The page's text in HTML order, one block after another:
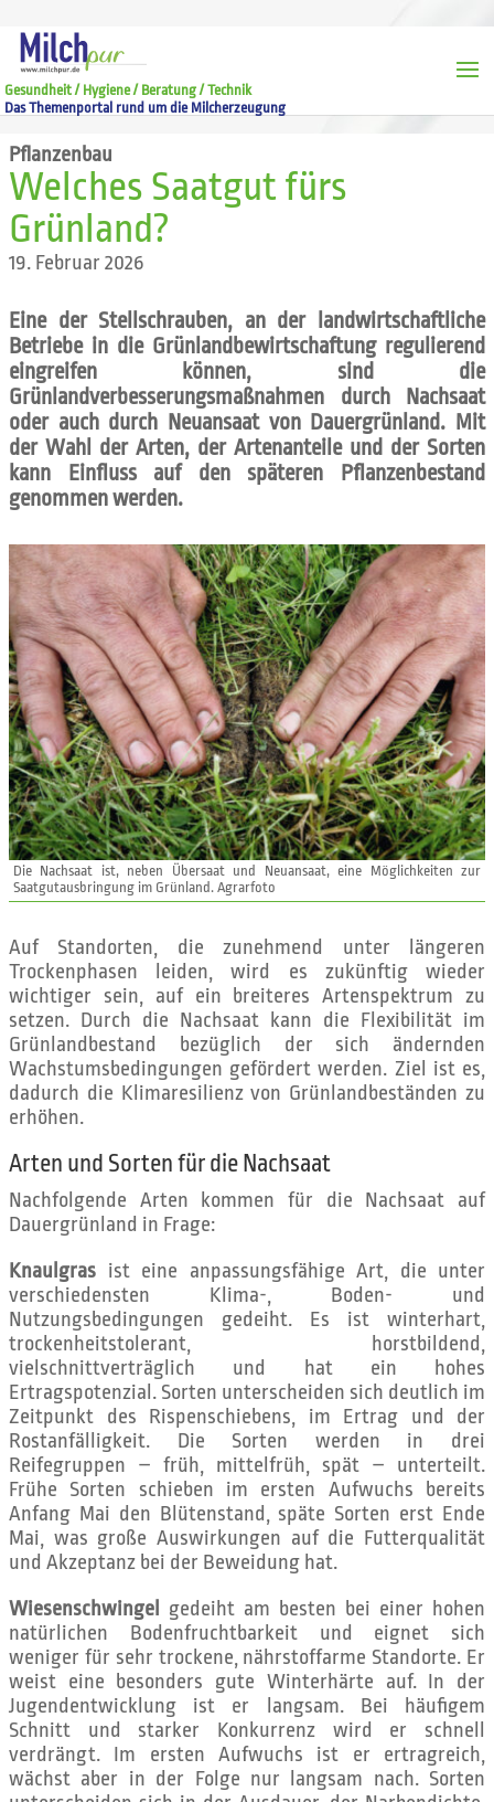
Gesundheit / Hygiene / Beratung / Technik
Das Themenportal rund um die Milcherzeugung
Pflanzenbau
Welches Saatgut fürs
Grünland?
19. Februar 2026
Eine der Stellschrauben, an der landwirtschaftliche
Betriebe in die Grünlandbewirtschaftung regulierend
eingreifen können, sind die
Grünlandverbesserungsmaßnahmen durch Nachsaat
oder auch durch Neuansaat von Dauergrünland. Mit
der Wahl der Arten, der Artenanteile und der Sorten
kann Einfluss auf den späteren Pflanzenbestand
genommen werden.
Die Nachsaat ist, neben Übersaat und Neuansaat, eine Möglichkeiten zur
Saatgutausbringung im Grünland. Agrarfoto
Auf Standorten, die zunehmend unter längeren
Trockenphasen leiden, wird es zukünftig wieder
wichtiger sein, auf ein breiteres Artenspektrum zu
setzen. Durch die Nachsaat kann die Flexibilität im
Grünlandbestand bezüglich der sich ändernden
Wachstumsbedingungen gefördert werden. Ziel ist es,
dadurch die Klimaresilienz von Grünlandbeständen zu
erhöhen.
Arten und Sorten für die Nachsaat
Nachfolgende Arten kommen für die Nachsaat auf
Dauergrünland in Frage:
Knaulgras ist eine anpassungsfähige Art, die unter
verschiedensten Klima-, Boden- und
Nutzungsbedingungen gedeiht. Es ist winterhart,
trockenheitstolerant, horstbildend,
vielschnittverträglich und hat ein hohes
Ertragspotenzial. Sorten unterscheiden sich deutlich im
Zeitpunkt des Rispenschiebens, im Ertrag und der
Rostanfälligkeit. Die Sorten werden in drei
Reifegruppen – früh, mittelfrüh, spät – unterteilt.
Frühe Sorten schieben im ersten Aufwuchs bereits
Anfang Mai den Blütenstand, späte Sorten erst Ende
Mai, was große Auswirkungen auf die Futterqualität
und Akzeptanz bei der Beweidung hat.
Wiesenschwingel
gedeiht am besten bei einer hohen
natürlichen Bodenfruchtbarkeit und eignet sich
weniger für sehr trockene, nährstoffarme Standorte. Er
weist eine besonders gute Winterhärte auf. In der
Jugendentwicklung ist er langsam. Bei häufigem
Schnitt und starker Konkurrenz wird er schnell
verdrängt. Im ersten Aufwuchs ist er ertragreich,
wächst aber in der Folge nur langsam nach. Sorten